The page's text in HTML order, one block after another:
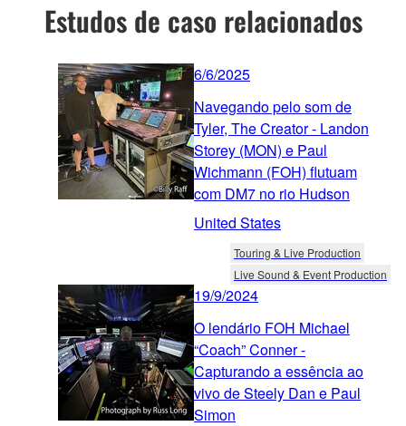
Estudos de caso relacionados
6/6/2025
Navegando pelo som de
Tyler, The Creator - Landon
Storey (MON) e Paul
Wichmann (FOH) flutuam
com DM7 no rio Hudson
United States
Touring & Live Production
Live Sound & Event Production
19/9/2024
O lendário FOH Michael
“Coach” Conner -
Capturando a essência ao
vivo de Steely Dan e Paul
Simon